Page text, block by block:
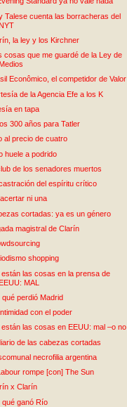
Talese cuenta las borracheras del
NYT
la ley y los Kirchner
cosas que me guardé de la Ley de
Medios
Econômico, el competidor de Valor
de la Agencia Efe a los K
en tapa
300 años para Tatler
al precio de cuatro
huele a podrido
de los senadores muertos
del espíritu crítico
ni una
cortadas: ya es un género
magistral de Clarín
shopping
están las cosas en la prensa de
EEUU: MAL
qué perdió Madrid
con el poder
las cosas en EEUU: mal –o no
de las cabezas cortadas
necrofilia argentina
rompe [con] The Sun
x Clarín
qué ganó Río